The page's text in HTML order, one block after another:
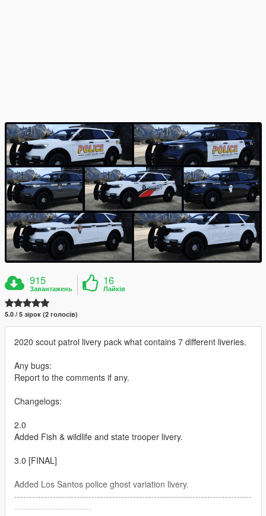
915
Завантажень
16
Лайків
5.0 / 5 зірок (2 голосів)
2020 scout patrol livery pack what contains 7 different liveries.
Any bugs:
Report to the comments if any.
Changelogs:
2.0
Added Fish & wildlife and state trooper livery.
3.0 [FINAL]
Added Los Santos police ghost variation livery.
--------------------------------------------------------------------------------
--------------------------